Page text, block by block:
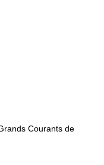
Courants de